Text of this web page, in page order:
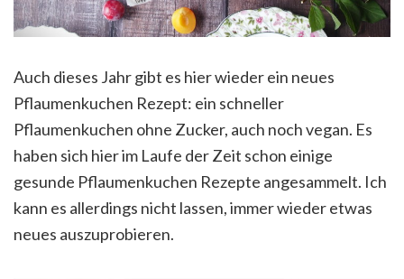
Auch dieses Jahr gibt es hier wieder ein neues
Pflaumenkuchen Rezept: ein schneller
Pflaumenkuchen ohne Zucker, auch noch vegan. Es
haben sich hier im Laufe der Zeit schon einige
gesunde Pflaumenkuchen Rezepte angesammelt. Ich
kann es allerdings nicht lassen, immer wieder etwas
neues auszuprobieren.